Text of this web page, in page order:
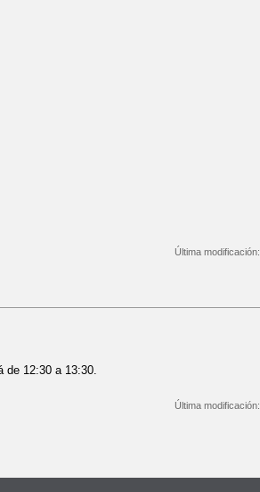
Última modificación:
de 12:30 a 13:30.
Última modificación: